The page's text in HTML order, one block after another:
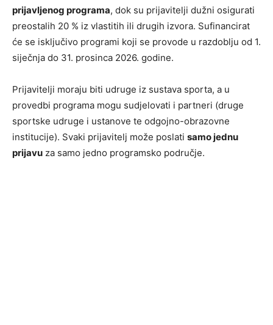
prijavljenog programa, dok su prijavitelji dužni osigurati
preostalih 20 % iz vlastitih ili drugih izvora. Sufinancirat
će se isključivo programi koji se provode u razdoblju od 1.
siječnja do 31. prosinca 2026. godine.
Prijavitelji moraju biti udruge iz sustava sporta, a u
provedbi programa mogu sudjelovati i partneri (druge
sportske udruge i ustanove te odgojno-obrazovne
institucije). Svaki prijavitelj može poslati samo jednu
prijavu za samo jedno programsko područje.